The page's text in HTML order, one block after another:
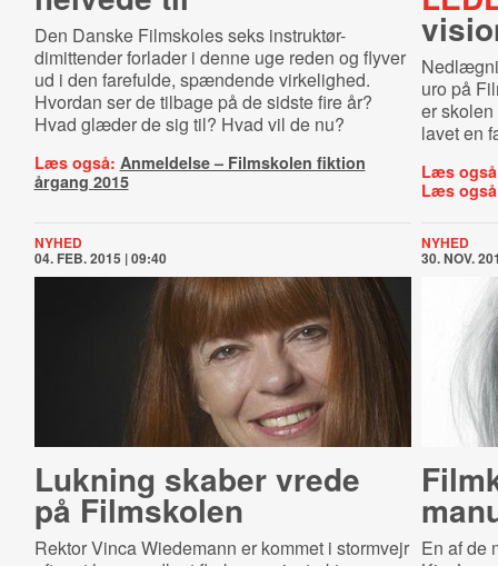
Den Danske Filmskoles seks instruktør-
dimittender forlader i denne uge reden og flyver
ud i den farefulde, spændende virkelighed.
Hvordan ser de tilbage på de sidste fire år?
Hvad glæder de sig til? Hvad vil de nu?
Læs også: Anmeldelse – Filmskolen fiktion
årgang 2015
uro på
er
lavet en
Læs
Læs
NYHED
04. FEB. 2015 | 09:40
Lukning skaber vrede
på Filmskolen
Rektor Vinca Wiedemann er kommet i stormvejr
NYHED
30. NOV.
En af de